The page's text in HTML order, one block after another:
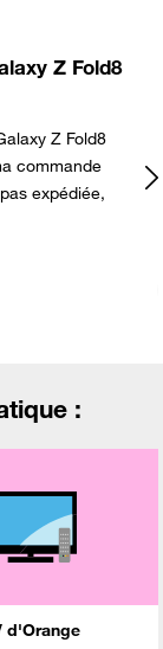
Z Fold8
Z Fold8
commande
expédiée,
:
d'Orange